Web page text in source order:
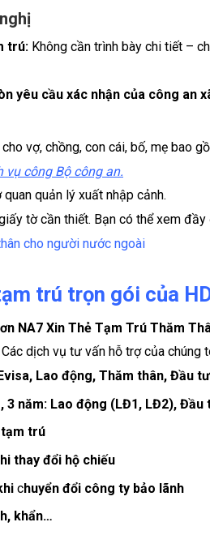
trú:Không cần trình bày chi tiết –
yêu cầu xác nhận của công an
vợ, chồng, con cái, bố, mẹ bao
vụ công Bộ công an.
quản lý xuất nhập cảnh.
tờ cần thiết. Bạn có thể xem
cho người nước ngoài
trú trọn gói của
NA7 Xin Thẻ Tạm Trú Thăm
Các dịch vụ tư vấn hỗ trợ của chúng
Lao động, Thăm thân, Đầu
3 năm: Lao động (LĐ1, LĐ2),
trú
thay đổi hộ chiếu
chuyển đổi công ty bảo lãnh
khẩn…